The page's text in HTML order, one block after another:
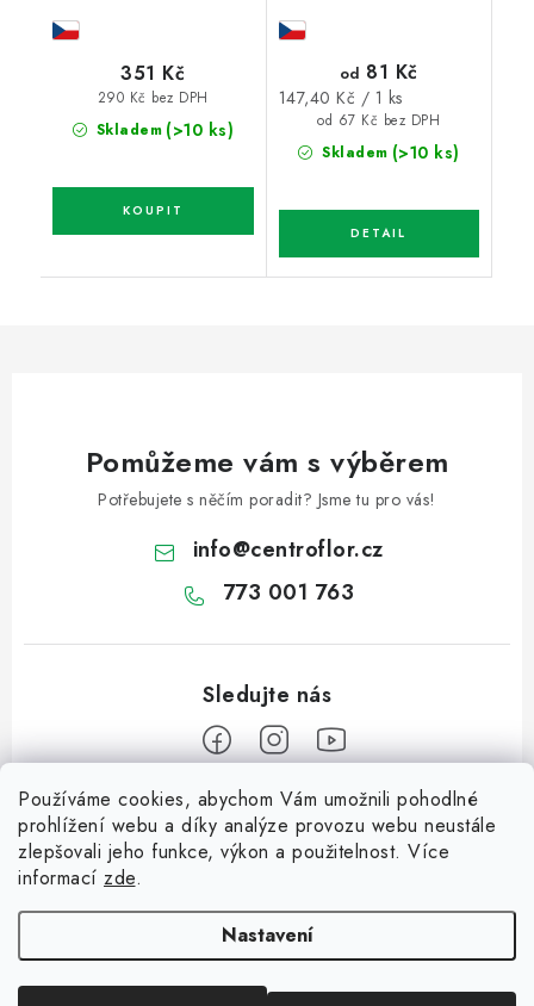
Používáme cookies, abychom Vám umožnili pohodlné
prohlížení webu a díky analýze provozu webu neustále
zlepšovali jeho funkce, výkon a použitelnost. Více
informací zde.
Nastavení
Skladem (>10 ks)
290 Kč bez DPH
351 Kč
Skladem (>10 ks)
od 67 Kč bez DPH
od 81 Kč
Měrná
147,40 Kč / 1 ks
Pomůžeme vám s výběrem
Potřebujete s něčím poradit? Jsme tu pro vás!
info@centroflor.cz
773 001 763
Informace pro vás
Dopravné
Kontaktujte nás
Tipy na tvoření
Jutový Mikuláš, anděl a čert - perfektní zábava pro děti